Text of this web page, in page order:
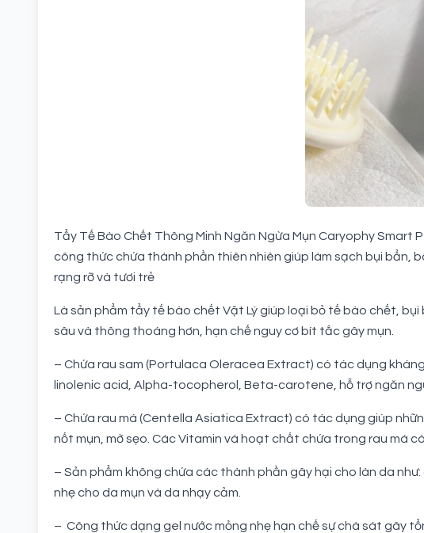
Tẩy Tế Bào Chết Thông Minh Ngăn Ngừa Mụn Caryophy
công thức chứa thành phần thiên nhiên giúp làm sạch bụi bẩn,
rạng rỡ và tươi trẻ
Là sản phẩm tẩy tế bào chết Vật Lý giúp loại bỏ tế bào chết,
sâu và thông thoáng hơn, hạn chế nguy cơ bít tắc gây mụn.
– Chứa rau sam (Portulaca Oleracea Extract) có tác dụng
linolenic acid, Alpha-tocopherol, Beta-carotene, hỗ trợ ngăn
– Chứa rau má (Centella Asiatica Extract) có tác dụng giúp
nốt mụn, mờ sẹo. Các Vitamin và hoạt chất chứa trong rau má
– Sản phẩm không chứa các thành phần gây hại cho làn da
nhẹ cho da mụn và da nhạy cảm.
– Công thức dạng gel nước mỏng nhẹ hạn chế sự chà sát gây